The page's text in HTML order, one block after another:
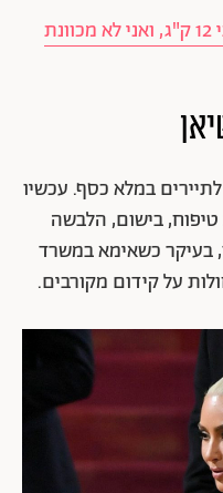
לינוי אשרם: "אחרי הפרישה עליתי 12 ק"ג, ואני לא מכוונת
במלא כסף. עכשיו
בישום, הלבשה
בעיקר כשאימא במשרד
על קידום מקורבים.